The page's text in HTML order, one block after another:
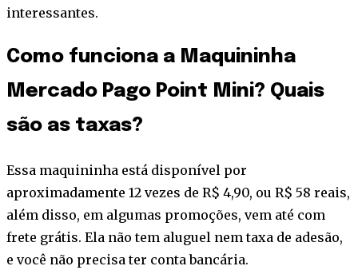
interessantes.
Como funciona a Maquininha
Mercado Pago Point Mini? Quais
são as taxas?
Essa maquininha está disponível por
aproximadamente 12 vezes de R$ 4,90, ou R$ 58 reais,
além disso, em algumas promoções, vem até com
frete grátis. Ela não tem aluguel nem taxa de adesão,
e você não precisa ter conta bancária.